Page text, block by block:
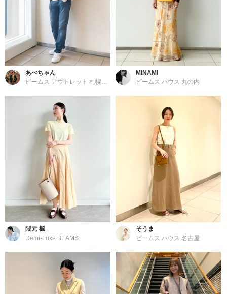
あべちゃん
MINAMI
ビームス ハウス 丸の内
隈元 楓
Demi-Luxe BEAMS
そうま
ビームス ハウス 名古屋